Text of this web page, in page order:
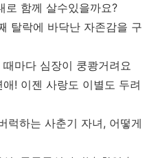
로 함께 살수있을까요?
탈락에 바닥난 자존감을 구
마다 심장이 쿵쾅거려요
! 이젠 사랑도 이별도 두려
럭하는 사춘기 자녀, 어떻게